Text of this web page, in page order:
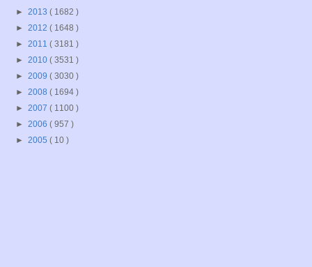
► 2013 ( 1682 )
► 2012 ( 1648 )
► 2011 ( 3181 )
► 2010 ( 3531 )
► 2009 ( 3030 )
► 2008 ( 1694 )
► 2007 ( 1100 )
► 2006 ( 957 )
► 2005 ( 10 )